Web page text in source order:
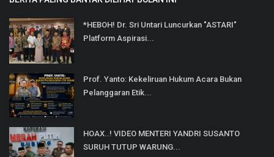
*HEBOH! Dr. Sri Untari Luncurkan "ASTARI"
Platform Aspirasi...
Prof. Yanto: Kekeliruan Hukum Acara Bukan
Pelanggaran Etik...
HOAX..! VIDEO MENTERI YANDRI SUSANTO
SURUH TUTUP WARUNG...